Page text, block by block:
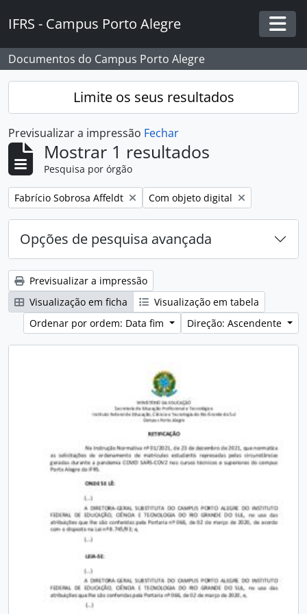
IFRS - Campus Porto Alegre
Documentos do Campus Porto Alegre
Limite os seus resultados
Previsualizar a impressão Fechar
Mostrar 1 resultados
Pesquisa por órgão
Remover filtro:
Fabrício Sobrosa Affeldt Remover filtro:
Com objeto digital
Opções de pesquisa avançada
Previsualizar a impressão
Visualização em ficha
Visualização em tabela
Ordenar por ordem: Data fim
Direção: Ascendente